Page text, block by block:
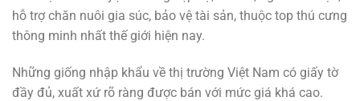
hỗ trợ chăn nuôi gia súc, bảo vệ tài sản, thuộc top thú cưng
thông minh nhất thế giới hiện nay.
Những giống nhập khẩu về thị trường Việt Nam có giấy tờ
đầy đủ, xuất xứ rõ ràng được bán với mức giá khá cao.